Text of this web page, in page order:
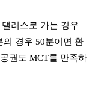
러스로 가는 경우
의 경우 50분이면 환
권도 MCT를 만족하